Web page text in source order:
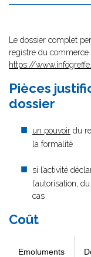
Le dossier complet
registre du commerce
https://
Pièces
dossier
un pouvoir du
la formalité
si l’activité
l’autorisation,
cas
Coût
Emoluments